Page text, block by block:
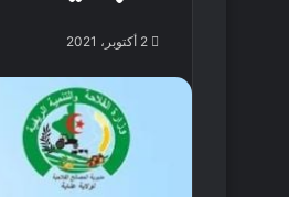
2 أكتوبر، 2021